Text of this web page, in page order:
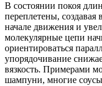
В состоянии покоя
переплетены,
начале движения и
молекулярные цепи
ориентироваться
упорядочивание
вязкость. Примерами
шампуни, многие